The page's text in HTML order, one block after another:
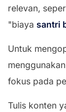
relevan,
"biaya santri
Untuk
fokus pada
Tulis konten